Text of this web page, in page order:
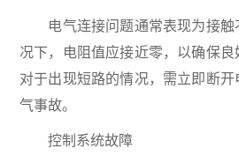
电气连接问题通常表现为接触
况下，电阻值应接近零，以确保
对于出现短路的情况，需立即断
气事故。
控制系统故障